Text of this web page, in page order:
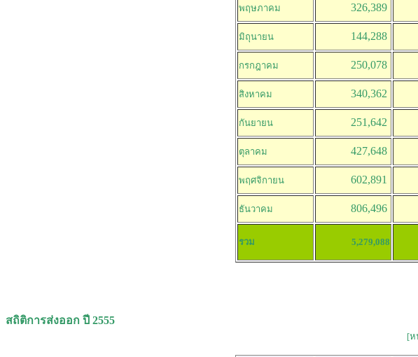
พฤษภาคม 326,389
มิถุนายน 144,288
กรกฎาคม 250,078
สิงหาคม 340,362
กันยายน 251,642
ตุลาคม 427,648
พฤศจิกายน 602,891
ธันวาคม 806,496
รวม 5,279,088
สถิติการส่งออก ปี 2555
[ห